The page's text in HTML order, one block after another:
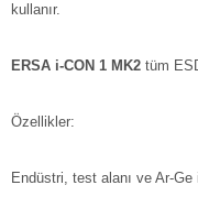
kullanır.
ERSA i-CON 1 MK2 tüm
Özellikler:
Endüstri, test alanı ve Ar-